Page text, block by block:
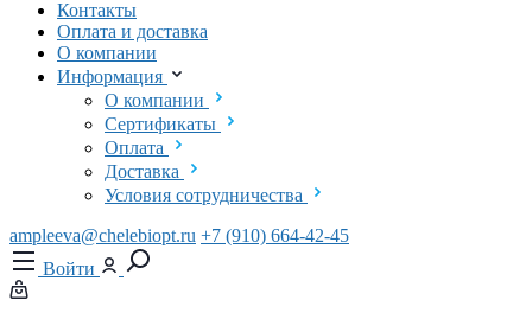
Контакты
Оплата и доставка
О компании
Информация
О компании
Сертификаты
Оплата
Доставка
Условия сотрудничества
ampleeva@chelebiopt.ru +7 (910) 664-42-45
Войти